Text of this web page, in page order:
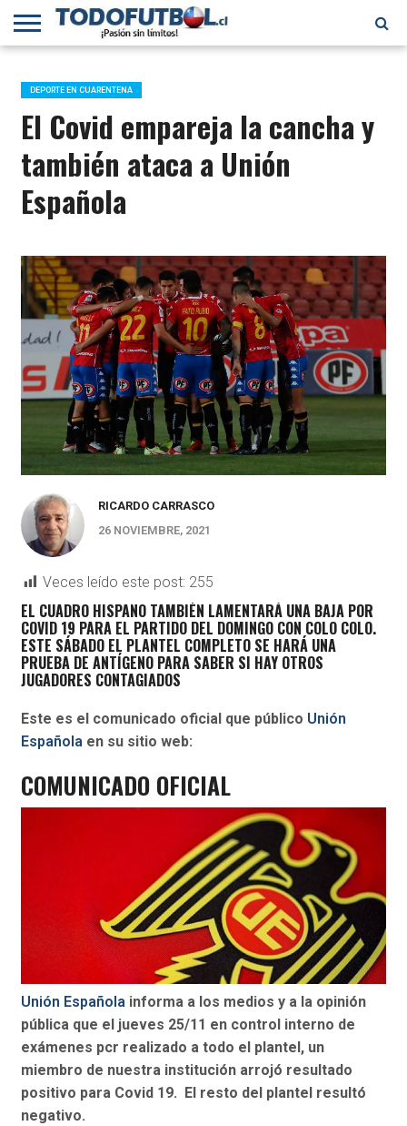
PRIMERA
B
SELECCIÓN
CHILENA
CHILENOS
EN EL
MUNDO
FÚTBOL
INTERNACIONAL
DEPORTE EN CUARENTENA
El Covid empareja la cancha y
también ataca a Unión
Española
RICARDO CARRASCO
26 NOVIEMBRE, 2021
Veces leído este post: 255
EL CUADRO HISPANO TAMBIÉN LAMENTARÁ UNA BAJA POR
COVID 19 PARA EL PARTIDO DEL DOMINGO CON COLO COLO.
ESTE SÁBADO EL PLANTEL COMPLETO SE HARÁ UNA
PRUEBA DE ANTÍGENO PARA SABER SI HAY OTROS
JUGADORES CONTAGIADOS
Este es el comunicado oficial que público Unión
Españolaen su sitio web:
COMUNICADO OFICIAL
Unión Españolainforma a los medios y a la opinión
pública que el jueves 25/11 en control interno de
exámenes pcr realizado a todo el plantel, un
miembro de nuestra institución arrojó resultado
positivo para Covid 19. El resto del plantel resultó
negativo.